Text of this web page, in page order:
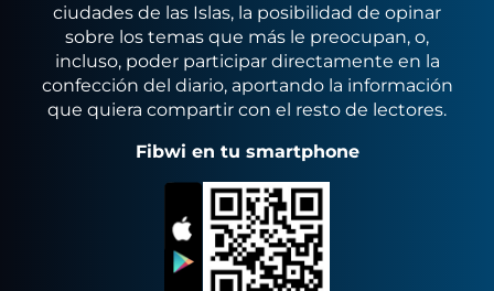
ciudades de las Islas, la posibilidad de opinar
sobre los temas que más le preocupan, o,
incluso, poder participar directamente en la
confección del diario, aportando la información
que quiera compartir con el resto de lectores.
Fibwi en tu smartphone